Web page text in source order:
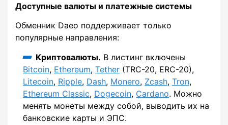
Доступные валюты и платежные системы
Обменник Daeo поддерживает только
популярные направления:
Криптовалюты. В листинг включены
Bitcoin, Ethereum, Tether (TRC-20, ERC-20),
Litecoin, Ripple, Dash, Monero, Zcash, Tron,
Ethereum Classic, Dogecoin, Cardano. Можно
менять монеты между собой, выводить их на
банковские карты и ЭПС.